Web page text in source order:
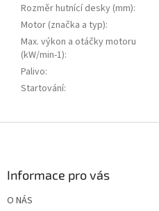
Rozměr hutnící desky (mm):
Motor (značka a typ):
Max. výkon a otáčky motoru
(kW/min-1):
Palivo:
Startování:
Informace pro vás
O NÁS